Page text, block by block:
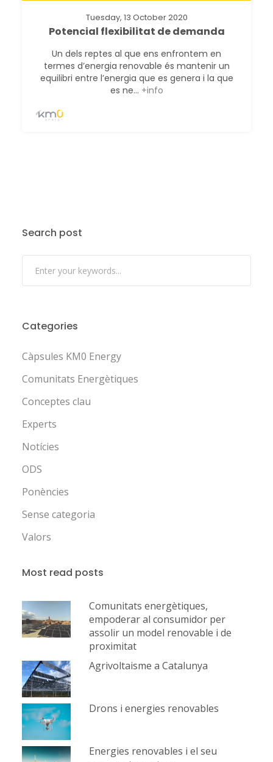
Tuesday, 13 October 2020
Potencial flexibilitat de demanda
Un dels reptes al que ens enfrontem en
termes d’energia renovable és mantenir un
equilibri entre l’energia que es genera i la que
es ne... +info
Search post
Categories
Càpsules KM0 Energy
Comunitats Energètiques
Conceptes clau
Experts
Notícies
ODS
Ponències
Sense categoria
Valors
Most read posts
Comunitats energètiques,
empoderar al consumidor per
assolir un model renovable i de
proximitat
Agrivoltaisme a Catalunya
Drons i energies renovables
Energies renovables i el seu